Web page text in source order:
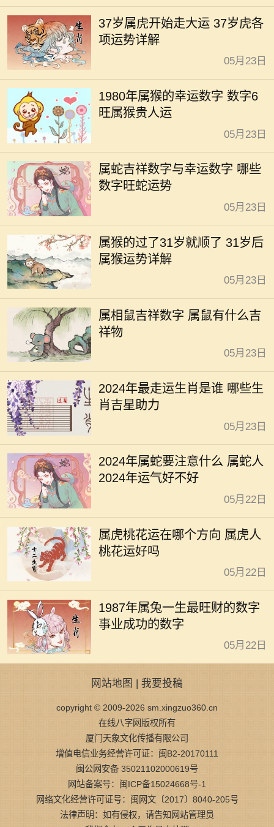
37岁属虎开始走大运 37岁虎各
项运势详解
05月23日
1980年属猴的幸运数字 数字6
旺属猴贵人运
05月23日
属蛇吉祥数字与幸运数字 哪些
数字旺蛇运势
05月23日
属猴的过了31岁就顺了 31岁后
属猴运势详解
05月23日
属相鼠吉祥数字 属鼠有什么吉
祥物
05月23日
2024年最走运生肖是谁 哪些生
肖吉星助力
05月23日
2024年属蛇要注意什么 属蛇人
2024年运气好不好
05月22日
属虎桃花运在哪个方向 属虎人
桃花运好吗
05月22日
1987年属兔一生最旺财的数字
事业成功的数字
05月22日
网站地图 | 我要投稿
copyright © 2009-2026 sm.xingzuo360.cn
在线八字网版权所有
厦门天象文化传播有限公司
增值电信业务经营许可证：闽B2-20170111
闽公网安备 35021102000619号
网站备案号：闽ICP备15024668号-1
网络文化经营许可证号：闽网文〔2017〕8040-205号
法律声明：如有侵权，请告知网站管理员